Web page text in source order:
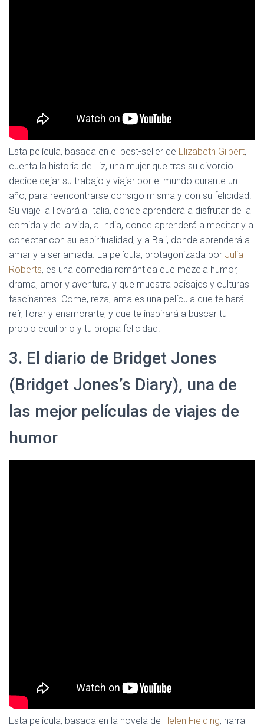
Esta película, basada en el best-seller de Elizabeth Gilbert,
cuenta la historia de Liz, una mujer que tras su divorcio
decide dejar su trabajo y viajar por el mundo durante un
año, para reencontrarse consigo misma y con su felicidad.
Su viaje la llevará a Italia, donde aprenderá a disfrutar de la
comida y de la vida, a India, donde aprenderá a meditar y a
conectar con su espiritualidad, y a Bali, donde aprenderá a
amar y a ser amada. La película, protagonizada por Julia
Roberts, es una comedia romántica que mezcla humor,
drama, amor y aventura, y que muestra paisajes y culturas
fascinantes. Come, reza, ama es una película que te hará
reír, llorar y enamorarte, y que te inspirará a buscar tu
propio equilibrio y tu propia felicidad.
3. El diario de Bridget Jones
(Bridget Jones’s Diary), una de
las mejor películas de viajes de
humor
Esta película, basada en la novela de Helen Fielding, narra